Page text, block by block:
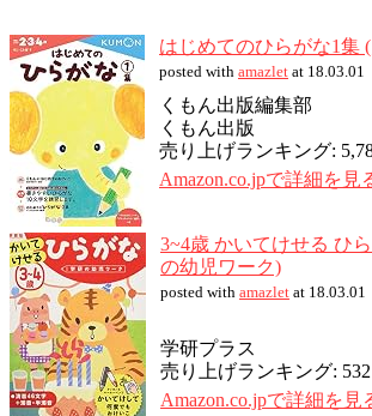
はじめてのひらがな1集
posted with amazlet at 18.03.01
くもん出版編集部
くもん出版
売り上げランキング:
Amazon.co.jpで詳細を見
3~4歳 かいてけせる ひ
の幼児ワーク)
posted with amazlet at 18.03.01
学研プラス
売り上げランキング: 532
Amazon.co.jpで詳細を見